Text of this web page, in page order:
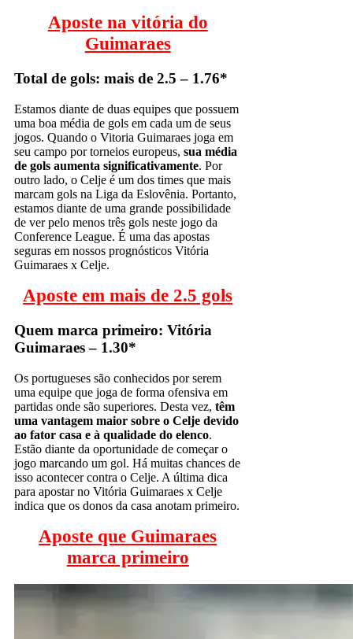
Aposte na vitória do
Guimaraes
Total de gols: mais de 2.5 – 1.76*
Estamos diante de duas equipes que possuem
uma boa média de gols em cada um de seus
jogos. Quando o Vitoria Guimaraes joga em
seu campo por torneios europeus, sua média
de gols aumenta significativamente. Por
outro lado, o Celje é um dos times que mais
marcam gols na Liga da Eslovênia. Portanto,
estamos diante de uma grande possibilidade
de ver pelo menos três gols neste jogo da
Conference League. É uma das apostas
seguras em nossos prognósticos Vitória
Guimaraes x Celje.
Aposte em mais de 2.5 gols
Quem marca primeiro: Vitória
Guimaraes – 1.30*
Os portugueses são conhecidos por serem
uma equipe que joga de forma ofensiva em
partidas onde são superiores. Desta vez, têm
uma vantagem maior sobre o Celje devido
ao fator casa e à qualidade do elenco.
Estão diante da oportunidade de começar o
jogo marcando um gol. Há muitas chances de
isso acontecer contra o Celje. A última dica
para apostar no Vitória Guimaraes x Celje
indica que os donos da casa anotam primeiro.
Aposte que Guimaraes
marca primeiro